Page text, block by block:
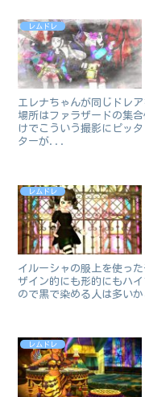
レムドレ
エレナちゃんが同じドレ
場所はファラザードの集
けでこういう撮影にピッ
ターが...
レムドレ
イルーシャの服上を使っ
ザイン的にも形的にもハ
ので黒で染める人は多い
レムドレ